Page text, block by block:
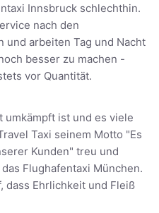
Innsbruck schlechthin.
nach den
und arbeiten Tag und Nacht
besser zu machen -
vor Quantität.
umkämpft ist und es viele
Taxi seinem Motto "Es
Kunden" treu und
Flughafentaxi München.
dass Ehrlichkeit und Fleiß